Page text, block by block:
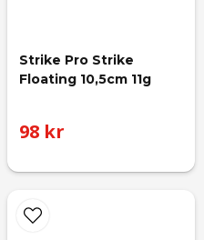
Strike Pro Strike
Floating 10,5cm 11g
98 kr